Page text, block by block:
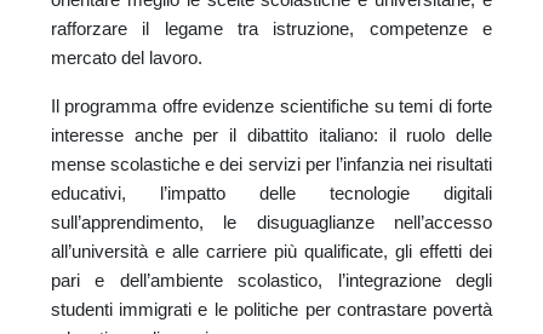
rafforzare il legame tra istruzione, competenze e
mercato del lavoro.
Il programma offre evidenze scientifiche su temi di forte
interesse anche per il dibattito italiano: il ruolo delle
mense scolastiche e dei servizi per l’infanzia nei risultati
educativi, l’impatto delle tecnologie digitali
sull’apprendimento, le disuguaglianze nell’accesso
all’università e alle carriere più qualificate, gli effetti dei
pari e dell’ambiente scolastico, l’integrazione degli
studenti immigrati e le politiche per contrastare povertà